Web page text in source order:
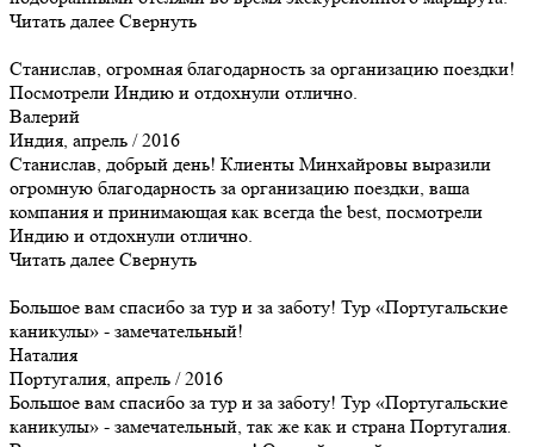
Читать далее Свернуть
Станислав, огромная благодарность за организацию поездки!
Посмотрели Индию и отдохнули отлично.
Валерий
Индия, апрель / 2016
Станислав, добрый день! Клиенты Минхайровы выразили
огромную благодарность за организацию поездки, ваша
компания и принимающая как всегда the best, посмотрели
Индию и отдохнули отлично.
Читать далее Свернуть
Большое вам спасибо за тур и за заботу! Тур «Португальские
каникулы» - замечательный!
Наталия
Португалия, апрель / 2016
Большое вам спасибо за тур и за заботу! Тур «Португальские
каникулы» - замечательный, так же как и страна Португалия.